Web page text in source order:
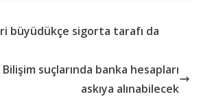
büyüdükçe sigorta tarafı da
suçlarında banka hesapları
askıya alınabilecek